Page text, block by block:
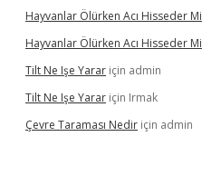
Hayvanlar Ölürken Acı Hisseder Mi
Hayvanlar Ölürken Acı Hisseder Mi
Tilt Ne Işe Yarar için admin
Tilt Ne Işe Yarar için Irmak
Çevre Taraması Nedir için admin